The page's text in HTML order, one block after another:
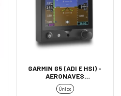
GARMIN G5 (ADI E HSI) -
AERONAVES
EXPERIMENTAIS E
HOMOLOGADAS
Único